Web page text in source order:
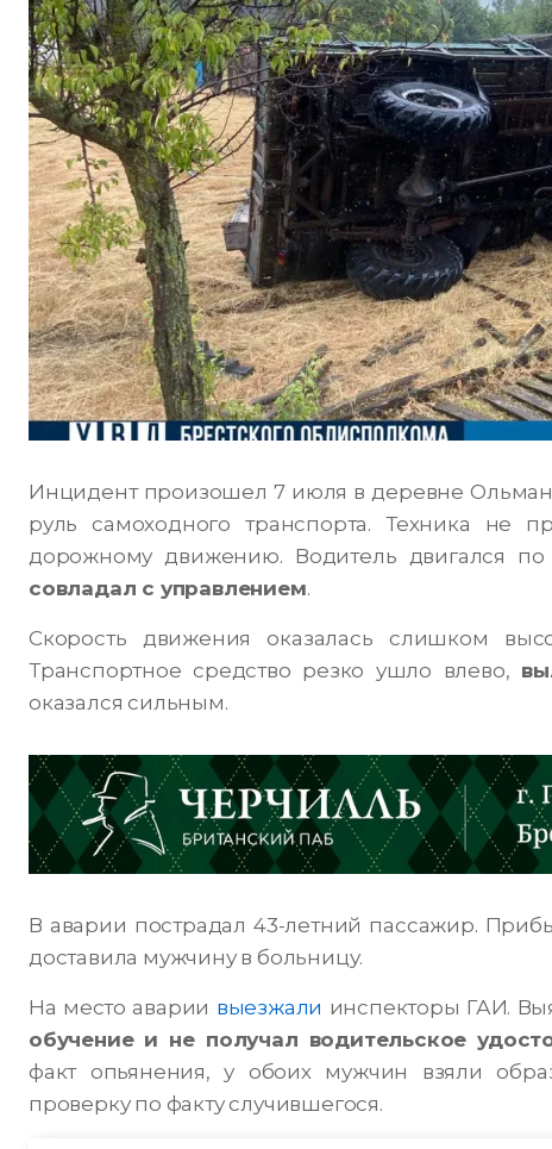
Инцидент произошел 7 июля в деревне
руль самоходного транспорта. Техника
дорожному движению. Водитель двигался
совладал с управлением.
Скорость движения оказалась слишком
Транспортное средство резко ушло влево,
оказался сильным.
В аварии пострадал 43-летний пассажир.
доставила мужчину в больницу.
На место аварии выезжали инспекторы ГАИ.
обучение и не получал водительское
факт опьянения, у обоих мужчин взяли
проверку по факту случившегося.